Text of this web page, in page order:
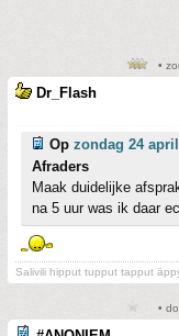
•
Dr_Flash
Op zondag 24
Afraders
Maak duidelijke
na 5 uur was ik daar
Salivili hipput tupput tapput
•